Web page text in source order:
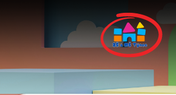
Skip to main content